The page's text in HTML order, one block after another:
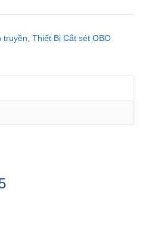
P
truyền, Thiết Bị Cắt sét OBO